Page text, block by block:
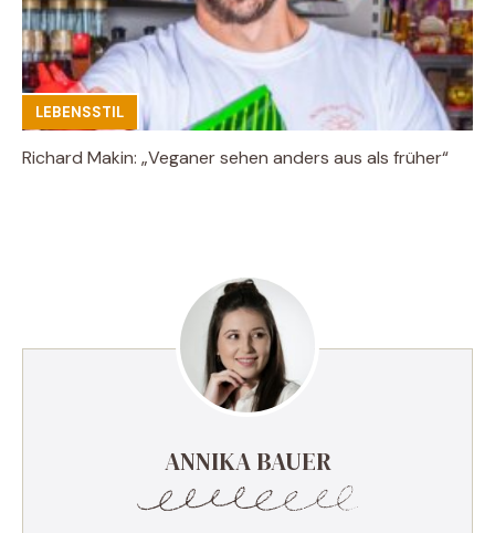
LEBENSSTIL
Richard Makin: „Veganer sehen anders aus als früher“
ANNIKA BAUER